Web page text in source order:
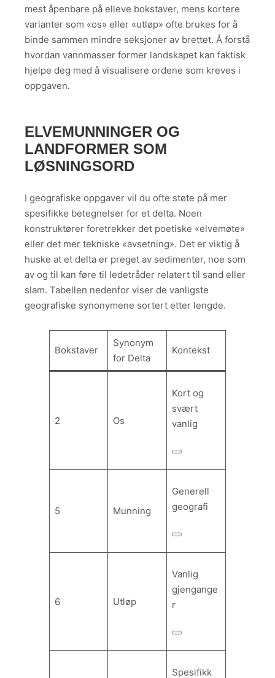
mest åpenbare på elleve bokstaver, mens kortere
varianter som «os» eller «utløp» ofte brukes for å
binde sammen mindre seksjoner av brettet. Å forstå
hvordan vannmasser former landskapet kan faktisk
hjelpe deg med å visualisere ordene som kreves i
oppgaven.
ELVEMUNNINGER OG
LANDFORMER SOM
LØSNINGSORD
I geografiske oppgaver vil du ofte støte på mer
spesifikke betegnelser for et delta. Noen
konstruktører foretrekker det poetiske «elvemøte»
eller det mer tekniske «avsetning». Det er viktig å
huske at et delta er preget av sedimenter, noe som
av og til kan føre til ledetråder relatert til sand eller
slam. Tabellen nedenfor viser de vanligste
geografiske synonymene sortert etter lengde.
Bokstaver
Synonym
for Delta
Kontekst
2 Os
Kort og
svært
vanlig
5 Munning
Generell
geografi
6 Utløp
Vanlig
gjengange
r
Spesifikk